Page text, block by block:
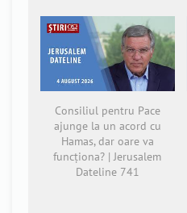
Consiliul pentru Pace
ajunge la un acord cu
Hamas, dar oare va
funcționa? | Jerusalem
Dateline 741